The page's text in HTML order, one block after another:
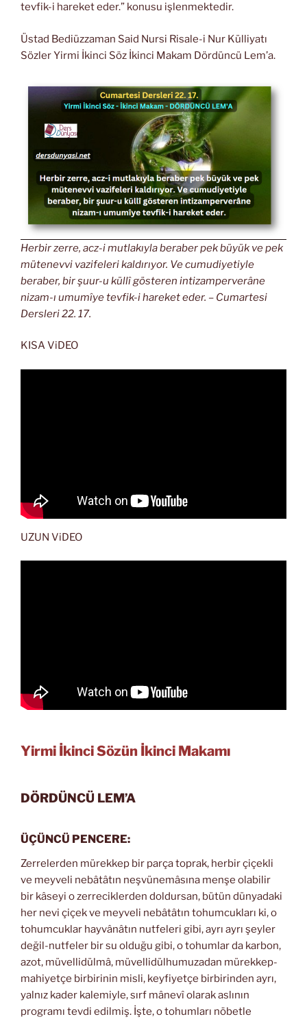
tevfik-i hareket eder.” konusu işlenmektedir.
Üstad Bediüzzaman Said Nursi Risale-i Nur Külliyatı
Sözler Yirmi İkinci Söz İkinci Makam Dördüncü Lem’a.
Herbir zerre, acz-i mutlakıyla beraber pek büyük ve pek
mütenevvi vazifeleri kaldırıyor. Ve cumudiyetiyle
beraber, bir şuur-u küllî gösteren intizamperverâne
nizam-ı umumîye tevfik-i hareket eder. – Cumartesi
Dersleri 22. 17.
KISA ViDEO
UZUN ViDEO
Yirmi İkinci Sözün İkinci Makamı
DÖRDÜNCÜ LEM’A
ÜÇÜNCÜ PENCERE:
Zerrelerden mürekkep bir parça toprak, herbir çiçekli
ve meyveli nebâtâtın neşvünemâsına menşe olabilir
bir kâseyi o zerreciklerden doldursan, bütün dünyadaki
her nevi çiçek ve meyveli nebâtâtın tohumcukları ki, o
tohumcuklar hayvânâtın nutfeleri gibi, ayrı ayrı şeyler
değil-nutfeler bir su olduğu gibi, o tohumlar da karbon,
azot, müvellidülmâ, müvellidülhumuzadan mürekkep-
mahiyetçe birbirinin misli, keyfiyetçe birbirinden ayrı,
yalnız kader kalemiyle, sırf mânevî olarak aslının
programı tevdi edilmiş. İşte, o tohumları nöbetle